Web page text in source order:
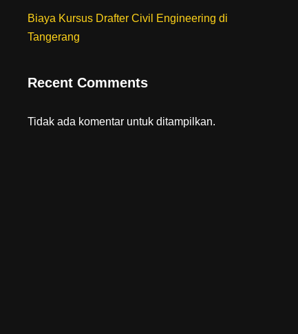
Biaya Kursus Drafter Civil Engineering di
Tangerang
Recent Comments
Tidak ada komentar untuk ditampilkan.